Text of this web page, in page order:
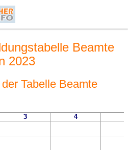
Beamte
2023
Tabelle Beamte
3 4